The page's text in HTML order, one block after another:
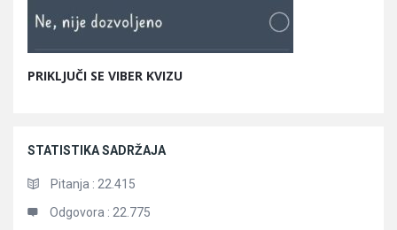
PRIKLJUČI SE VIBER KVIZU
STATISTIKA SADRŽAJA
Pitanja : 22.415
Odgovora : 22.775